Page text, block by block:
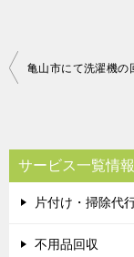
投
ビ
ゲ
ー
シ
サービス一覧情報
片付け・掃除代
不用品回収